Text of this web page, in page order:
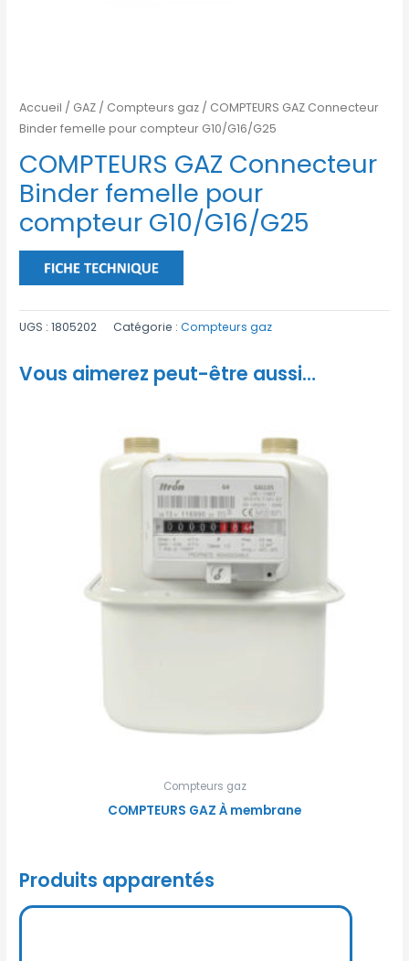
Accueil / GAZ / Compteurs gaz / COMPTEURS GAZ Connecteur
Binder femelle pour compteur G10/G16/G25
COMPTEURS GAZ Connecteur
Binder femelle pour
compteur G10/G16/G25
UGS :1805202 Catégorie :Compteurs gaz
Vous aimerez peut-être aussi…
Compteurs gaz
COMPTEURS GAZ À membrane
Produits apparentés